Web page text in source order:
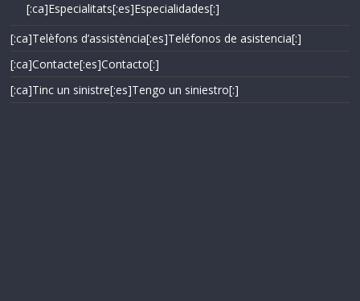
[:ca]Especialitats[:es]Especialidades[:]
[:ca]Telèfons d’assistència[:es]Teléfonos de asistencia[:]
[:ca]Contacte[:es]Contacto[:]
[:ca]Tinc un sinistre[:es]Tengo un siniestro[:]